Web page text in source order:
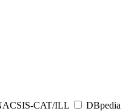
CAT/ILL
DBpedia